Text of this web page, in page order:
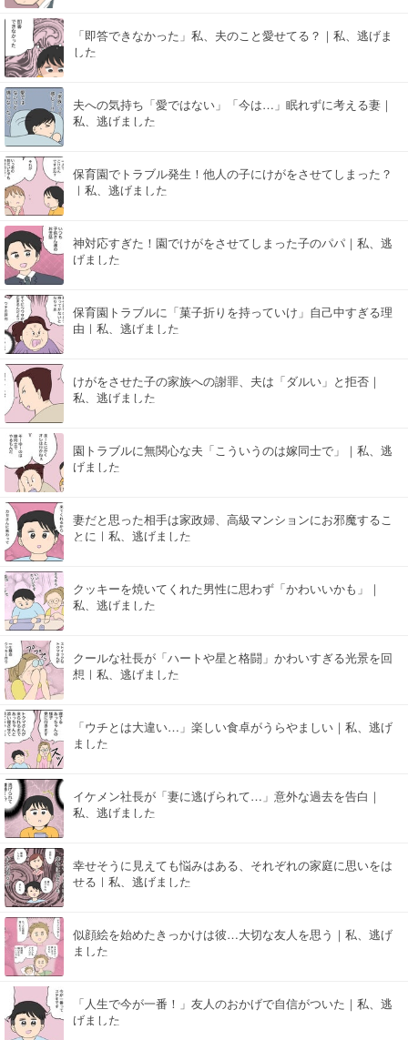
「即答できなかった」私、夫のこと愛せてる？｜私、逃げま
した
夫への気持ち「愛ではない」「今は…」眠れずに考える妻｜
私、逃げました
保育園でトラブル発生！他人の子にけがをさせてしまった？
｜私、逃げました
神対応すぎた！園でけがをさせてしまった子のパパ｜私、逃
げました
保育園トラブルに「菓子折りを持っていけ」自己中すぎる理
由｜私、逃げました
けがをさせた子の家族への謝罪、夫は「ダルい」と拒否｜
私、逃げました
園トラブルに無関心な夫「こういうのは嫁同士で」｜私、逃
げました
妻だと思った相手は家政婦、高級マンションにお邪魔するこ
とに｜私、逃げました
クッキーを焼いてくれた男性に思わず「かわいいかも」｜
私、逃げました
クールな社長が「ハートや星と格闘」かわいすぎる光景を回
想｜私、逃げました
「ウチとは大違い…」楽しい食卓がうらやましい｜私、逃げ
ました
イケメン社長が「妻に逃げられて…」意外な過去を告白｜
私、逃げました
幸せそうに見えても悩みはある、それぞれの家庭に思いをは
せる｜私、逃げました
似顔絵を始めたきっかけは彼…大切な友人を思う｜私、逃げ
ました
「人生で今が一番！」友人のおかげで自信がついた｜私、逃
げました